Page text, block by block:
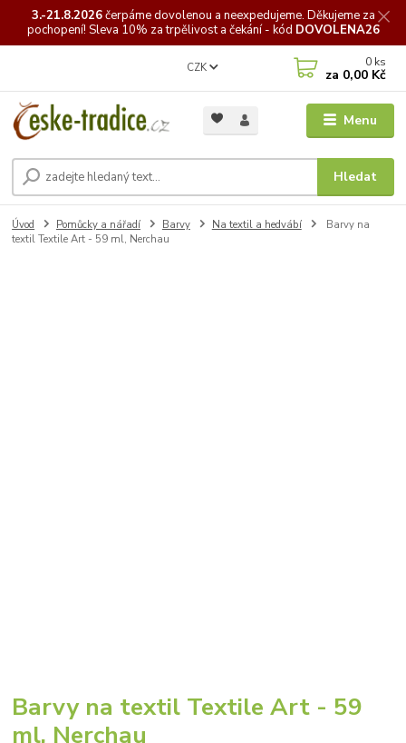
3.-21.8.2026čerpámedovolenou a neexpedujeme. Děkujeme za
pochopení! Sleva 10% za trpělivost a čekání - kód DOVOLENA26
Menu
CZK
Hledat
0 ks
za 0,00 Kč
Úvod Pomůcky a nářadí Barvy Na textil a hedvábí
Barvy na
textil Textile Art - 59 ml, Nerchau
Barvy na textil Textile Art - 59
ml, Nerchau